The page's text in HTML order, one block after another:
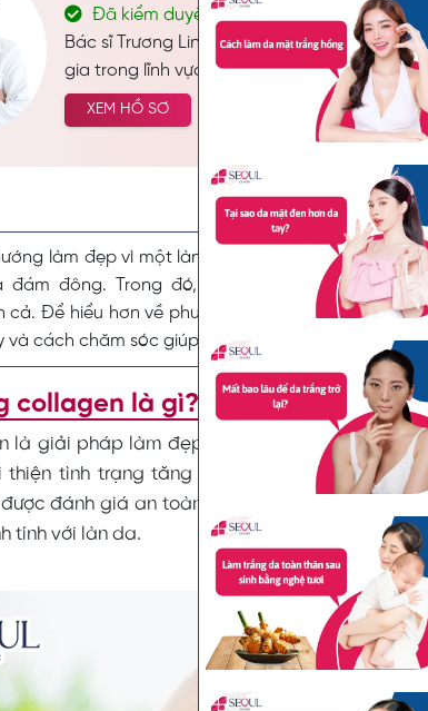
Đã kiểm duyệt nội dung
Bác sĩ Trương Linh được biết đến là một
gia trong lĩnh vực da liễu, với hơn 28 năm
dặn trong nghề. Trong suốt hành trình sự
thực hiện thành công hàng nghìn ca chăm
sự tự tin và vẻ đẹp hoàn hảo cho nhiều người.
XEM HỒ SƠ
làm đẹp vì một làn da trắng mịn giúp các
đám đông. Trong đó, tắm trắng collagen là
cả. Để hiểu hơn về phương pháp này hãy cùng
và cách chăm sóc giúp duy trì làn da sáng hồng và
collagen là gì? Có hiệu quả
là giải pháp làm đẹp cung cấp dưỡng chất để
thiện tình trạng tăng sinh sắc tố giúp da sáng
đánh giá an toàn và hiệu quả vì thành
tính với làn da.